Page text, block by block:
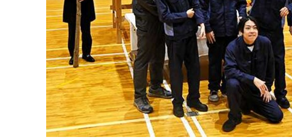
ご当地グルメ